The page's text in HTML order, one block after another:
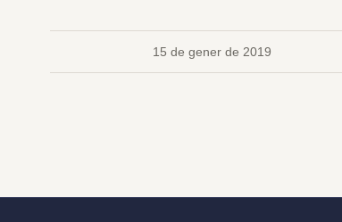
15 de gener de 2019